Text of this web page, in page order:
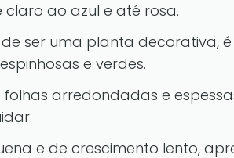
ao azul e até rosa.
de ser uma planta decorativa,
e verdes.
folhas arredondadas e
e de crescimento lento,